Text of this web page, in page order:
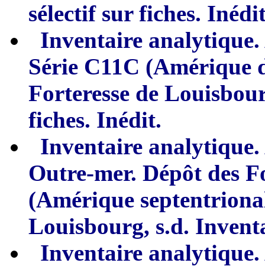
sélectif sur fiches.
Inventaire analytique.
Série C11C (Amérique
Forteresse de
fiches. Inédit.
Inventaire analytique.
Outre-mer. Dépôt des
(Amérique
Louisbourg, s.d.
Inventaire analytique.